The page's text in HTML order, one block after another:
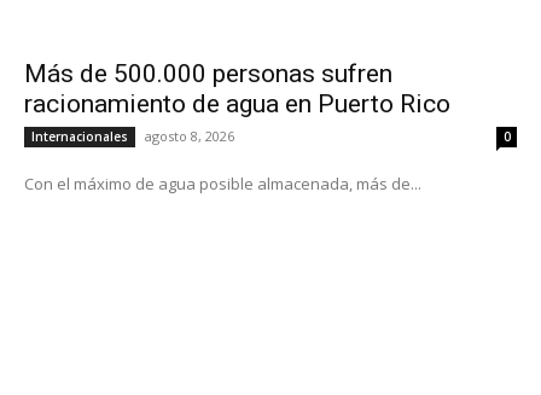
Más de 500.000 personas sufren
racionamiento de agua en Puerto Rico
Internacionales agosto 8, 2026 0
Con el máximo de agua posible almacenada, más de...